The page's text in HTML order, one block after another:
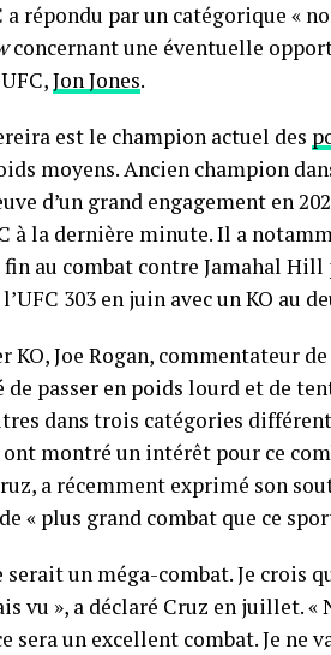
a répondu par un catégorique «
concernant une éventuelle
Jon Jones.
est le champion actuel des
moyens. Ancien champion
d’un grand engagement en
à la dernière minute. Il a
au combat contre Jamahal Hill
303 en juin avec un KO au
KO, Joe Rogan, commentateur
passer en poids lourd et de
dans trois catégories
ont montré un intérêt pour ce
a récemment exprimé son
« plus grand combat que ce
serait un méga-combat. Je
vu », a déclaré Cruz en juillet. «
sera un excellent combat. Je ne